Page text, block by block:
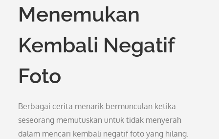
Menemukan
Kembali Negatif
Foto
Berbagai cerita menarik bermunculan ketika
seseorang memutuskan untuk tidak menyerah
dalam mencari kembali negatif foto yang hilang.